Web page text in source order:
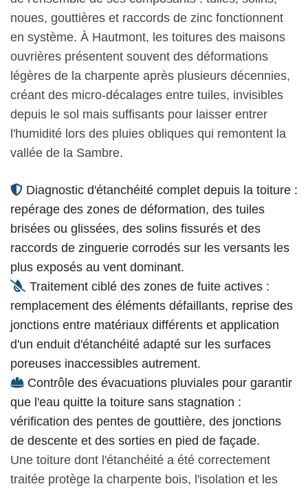
noues, gouttières et raccords de zinc fonctionnent
en système. À Hautmont, les toitures des maisons
ouvrières présentent souvent des déformations
légères de la charpente après plusieurs décennies,
créant des micro-décalages entre tuiles, invisibles
depuis le sol mais suffisants pour laisser entrer
l'humidité lors des pluies obliques qui remontent la
vallée de la Sambre.
Diagnostic d'étanchéité complet depuis la toiture :
repérage des zones de déformation, des tuiles
brisées ou glissées, des solins fissurés et des
raccords de zinguerie corrodés sur les versants les
plus exposés au vent dominant.
Traitement ciblé des zones de fuite actives :
remplacement des éléments défaillants, reprise des
jonctions entre matériaux différents et application
d'un enduit d'étanchéité adapté sur les surfaces
poreuses inaccessibles autrement.
Contrôle des évacuations pluviales pour garantir
que l'eau quitte la toiture sans stagnation :
vérification des pentes de gouttière, des jonctions
de descente et des sorties en pied de façade.
Une toiture dont l'étanchéité a été correctement
traitée protège la charpente bois, l'isolation et les